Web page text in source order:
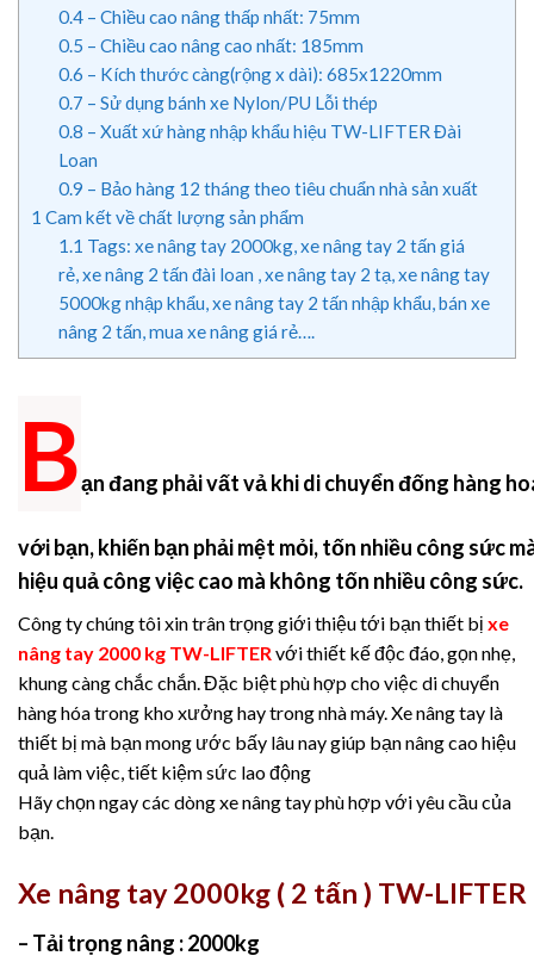
0.4– Chiều cao nâng thấp nhất: 75mm
0.5 – Chiều cao nâng cao nhất: 185mm
0.6 – Kích thước càng(rộng x dài): 685x1220mm
0.7 – Sử dụng bánh xe Nylon/PU Lỗi thép
0.8 – Xuất xứ hàng nhập khẩu hiệu TW-LIFTER Đài
Loan
0.9 – Bảo hàng 12 tháng theo tiêu chuẩn nhà sản xuất
1 Cam kết về chất lượng sản phẩm
1.1 Tags: xe nâng tay 2000kg, xe nâng tay 2 tấn giá
rẻ, xe nâng 2 tấn đài loan , xe nâng tay 2 tạ, xe nâng tay
5000kg nhập khẩu, xe nâng tay 2 tấn nhập khẩu, bán xe
nâng 2 tấn, mua xe nâng giá rẻ….
Bạn đang phải vất vả khi di chuyển đống hàng
với bạn, khiến bạn phải mệt mỏi, tốn nhiều công sức
hiệu quả công việc cao mà không tốn nhiều công sức.
Công ty chúng tôi xin trân trọng giới thiệu tới bạn thiết bị xe
nâng tay 2000 kg TW-LIFTER với thiết kế độc đáo, gọn nhẹ,
khung càng chắc chắn. Đặc biệt phù hợp cho việc di chuyển
hàng hóa trong kho xưởng hay trong nhà máy. Xe nâng tay là
thiết bị mà bạn mong ước bấy lâu nay giúp bạn nâng cao hiệu
quả làm việc, tiết kiệm sức lao động
Hãy chọn ngay các dòng xe nâng tay phù hợp với yêu cầu của
bạn.
Xe nâng tay 2000kg ( 2 tấn ) TW-LIFTER
– Tải trọng nâng : 2000kg